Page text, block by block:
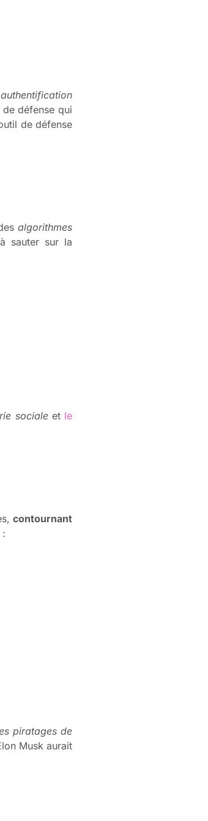
défense qui
de défense
algorithmes
sauter sur la
sociale et le
contournant
:
piratages de
Musk aurait